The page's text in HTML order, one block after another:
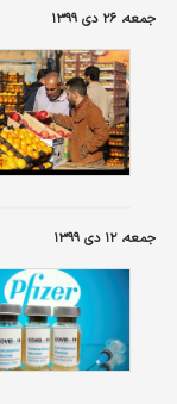
اطلاع ثانوی از
ناشی از قطع گاز از
جمعه، ۲۶ دی ۱۳۹۹
جمعه، ۱۲ دی ۱۳۹۹